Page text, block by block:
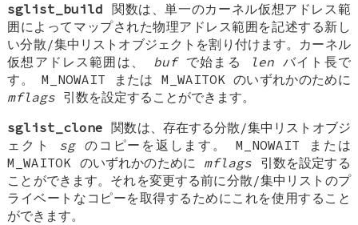
sglist_build 関数は、単一のカーネル仮想アドレス範
囲によってマップされた物理アドレス範囲を記述する新し
い分散/集中リストオブジェクトを割り付けます。カーネル
仮想アドレス範囲は、 bufで始まる lenバイト長で
す。M_NOWAIT または M_WAITOKのいずれかのために
mflags 引数を設定することができます。
sglist_clone 関数は、存在する分散/集中リストオブジ
ェクト sgのコピーを返します。M_NOWAIT または
M_WAITOK のいずれかのために mflags 引数を設定する
ことができます。それを変更する前に分散/集中リストのプ
ライベートなコピーを取得するためにこれを使用すること
ができます。